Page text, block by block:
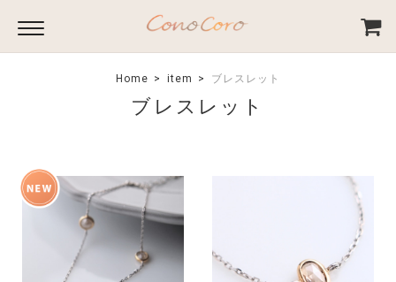
Home item ブレスレット
ブレスレット